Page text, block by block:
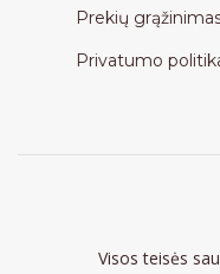
Prekių
Privatumo
Visos teisės